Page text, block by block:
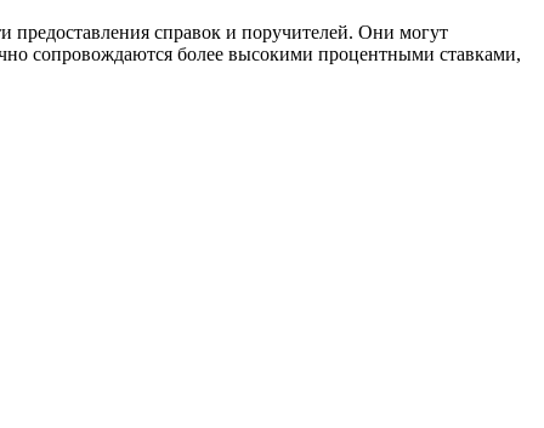
справок и поручителей. Они могут
сопровождаются более высокими процентными ставками,